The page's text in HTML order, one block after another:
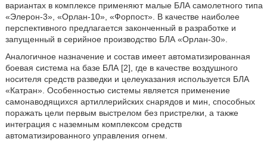
вариантах в комплексе применяют малые БЛА самолетного типа
«Элерон-3», «Орлан-10», «Форпост». В качестве наиболее
перспективного предлагается законченный в разработке и
запущенный в серийное производство БЛА «Орлан-30».
Аналогичное назначение и состав имеет автоматизированная
боевая система на базе БЛА [2], где в качестве воздушного
носителя средств разведки и целеуказания используется БЛА
«Катран». Особенностью системы является применение
самонаводящихся артиллерийских снарядов и мин, способных
поражать цели первым выстрелом без пристрелки, а также
интеграция с наземным комплексом средств
автоматизированного управления огнем.